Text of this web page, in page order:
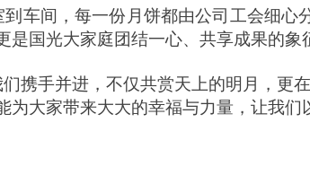
车间，每一份月饼都由公司工会细心
国光大家庭团结一心、共享成果的象
携手并进，不仅共赏天上的明月，更
为大家带来大大的幸福与力量，让我们